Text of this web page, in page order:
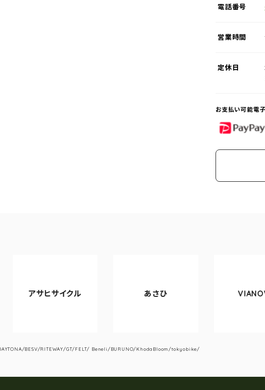
電話番号
営業時間
定休日
お支払い可能電
PayPay
サヒサイクル VIANOVA
BESV/RITEWAY/GT/FELT/ Beneli/BURUNO/KhodaBloom/tokyobike/